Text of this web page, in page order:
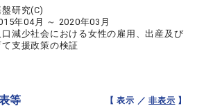
盤研究(C)
年04月 ～ 2020年03月
口減少社会における女性の雇用、出産及び
支援政策の検証
等 【 表示 ／非表示 】